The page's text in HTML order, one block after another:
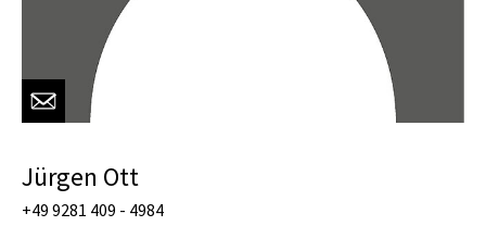
Jürgen Ott
+49 9281 409 - 4984